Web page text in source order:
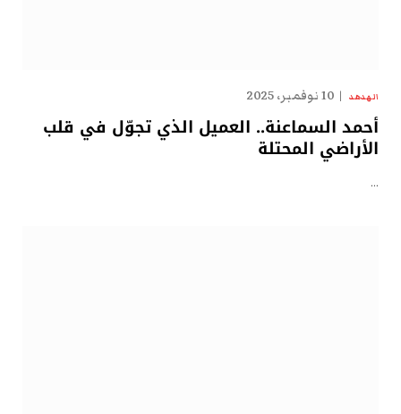
الهدهد 10 نوفمبر، 2025
أحمد السماعنة.. العميل الذي تجوّل في قلب
الأراضي المحتلة
…